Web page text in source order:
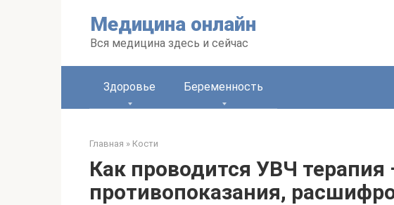
Медицина онлайн
Вся медицина здесь и сейчас
Здоровье Беременность
Главная » Кости
Как проводится УВЧ терапия
противопоказания,